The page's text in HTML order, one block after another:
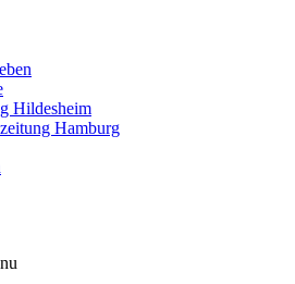
Hildesheim
Hamburg